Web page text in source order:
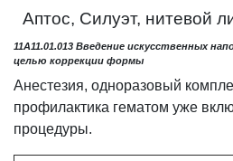
Аптос, Силуэт, нитевой
11А11.01.013 Введение искусственных
целью коррекции формы
Анестезия, одноразовый
профилактика гематом уже
процедуры.